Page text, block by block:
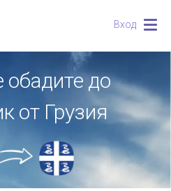
Вход
обадите до
от Грузия